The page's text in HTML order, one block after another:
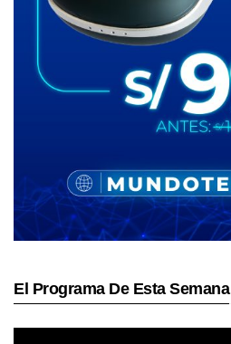
El Programa De Esta Semana